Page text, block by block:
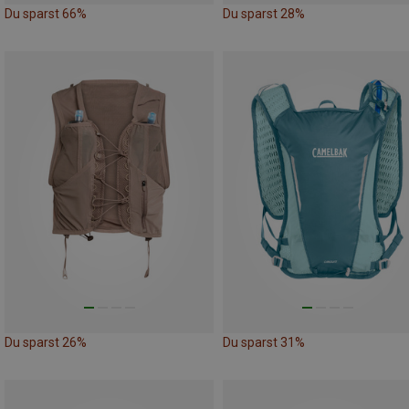
Du sparst 66% Du sparst 28%
Du sparst 26% Du sparst 31%